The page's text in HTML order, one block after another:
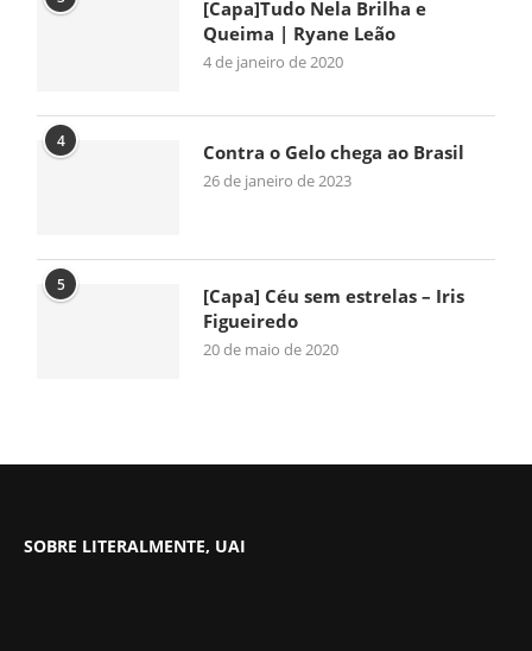
[Capa]Tudo Nela Brilha e
Queima | Ryane Leão
4 de janeiro de 2020
4 Contra o Gelo chega ao Brasil
26 de janeiro de 2023
5
[Capa] Céu sem estrelas – Iris
Figueiredo
20 de maio de 2020
SOBRE LITERALMENTE, UAI